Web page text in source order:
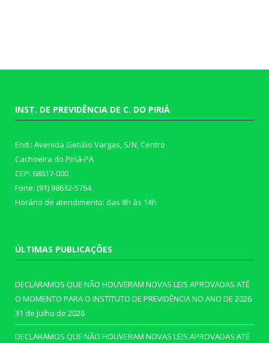
INST. DE PREVIDÊNCIA DE C. DO PIRIÁ
End.: Avenida Getúlio Vargas, S/N, Centro
Cachoeira do Piriá-PA
CEP: 68617-000
Fone: (91) 98632-5764
Horário de atendimento: das 8h às 14h
ÚLTIMAS PUBLICAÇÕES
DECLARAMOS QUE NÃO HOUVERAM NOVAS LEIS APROVADAS ATÉ
O MOMENTO PARA O INSTITUTO DE PREVIDÊNCIA NO ANO DE 2026
31 de julho de 2026
DECLARAMOS QUE NÃO HOUVERAM NOVAS LEIS APROVADAS ATÉ